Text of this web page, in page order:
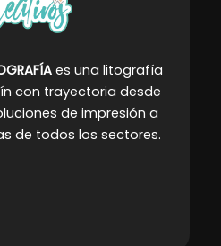
es una litografía
con trayectoria desde
de impresión a
de todos los sectores.